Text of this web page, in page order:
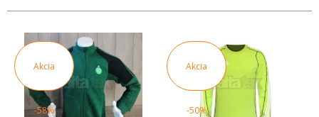
Akcia
-58%
Akcia
-50%